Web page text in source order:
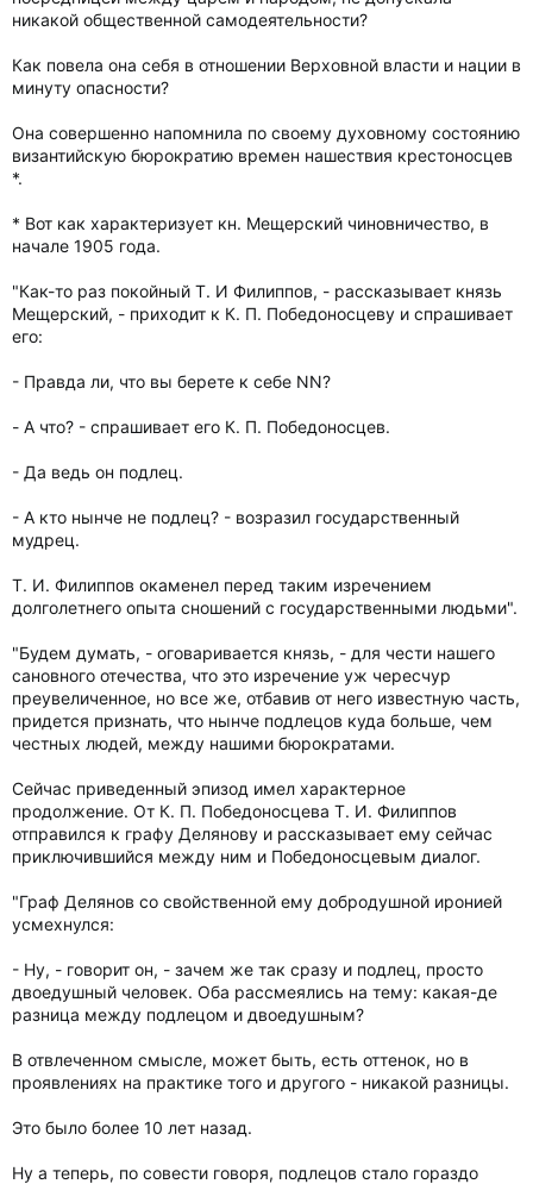
никакой общественной самодеятельности?
Как повела она себя в отношении Верховной власти и нации в
минуту опасности?
Она совершенно напомнила по своему духовному состоянию
византийскую бюрократию времен нашествия крестоносцев
*.
* Вот как характеризует кн. Мещерский чиновничество, в
начале 1905 года.
"Как-то раз покойный Т. И Филиппов, - рассказывает князь
Мещерский, - приходит к К. П. Победоносцеву и спрашивает
его:
- Правда ли, что вы берете к себе NN?
- А что? - спрашивает его К. П. Победоносцев.
- Да ведь он подлец.
- А кто нынче не подлец? - возразил государственный
мудрец.
Т. И. Филиппов окаменел перед таким изречением
долголетнего опыта сношений с государственными людьми".
"Будем думать, - оговаривается князь, - для чести нашего
сановного отечества, что это изречение уж чересчур
преувеличенное, но все же, отбавив от него известную часть,
придется признать, что нынче подлецов куда больше, чем
честных людей, между нашими бюрократами.
Сейчас приведенный эпизод имел характерное
продолжение. От К. П. Победоносцева Т. И. Филиппов
отправился к графу Делянову и рассказывает ему сейчас
приключившийся между ним и Победоносцевым диалог.
"Граф Делянов со свойственной ему добродушной иронией
усмехнулся:
- Ну, - говорит он, - зачем же так сразу и подлец, просто
двоедушный человек. Оба рассмеялись на тему: какая-де
разница между подлецом и двоедушным?
В отвлеченном смысле, может быть, есть оттенок, но в
проявлениях на практике того и другого - никакой разницы.
Это было более 10 лет назад.
Ну а теперь, по совести говоря, подлецов стало гораздо